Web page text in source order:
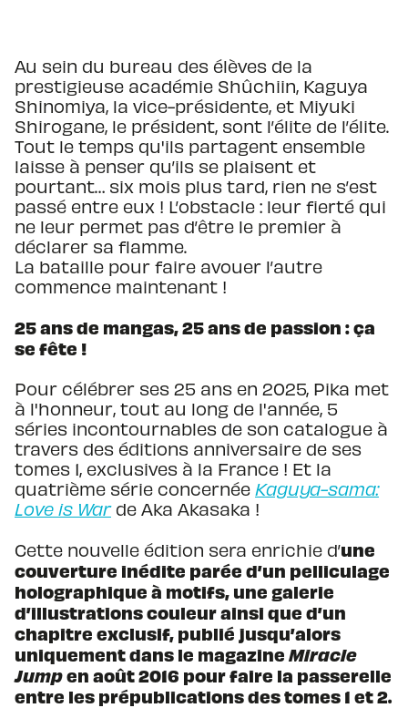
Au sein du bureau des élèves de la
prestigieuse académie Shûchiin, Kaguya
Shinomiya, la vice-présidente, et Miyuki
Shirogane, le président, sont l’élite de l’élite.
Tout le temps qu'ils partagent ensemble
laisse à penser qu’ils se plaisent et
pourtant… six mois plus tard, rien ne s’est
passé entre eux ! L’obstacle : leur fierté qui
ne leur permet pas d’être le premier à
déclarer sa flamme.
La bataille pour faire avouer l’autre
commence maintenant !
25 ans de mangas, 25 ans de passion : ça
se fête !
Pour célébrer ses 25 ans en 2025, Pika met
à l'honneur, tout au long de l'année, 5
séries incontournables de son catalogue à
travers des éditions anniversaire de ses
tomes 1, exclusives à la France ! Et la
quatrième série concernée Kaguya-sama:
Love is War de Aka Akasaka !
Cette nouvelle édition sera enrichie d’une
couverture inédite parée d’un pelliculage
holographique à motifs, une galerie
d’illustrations couleur ainsi que d’un
chapitre exclusif, publié jusqu’alors
uniquement dans le magazine Miracle
Jumpen août 2016 pour faire la passerelle
entre les prépublications des tomes 1 et 2.